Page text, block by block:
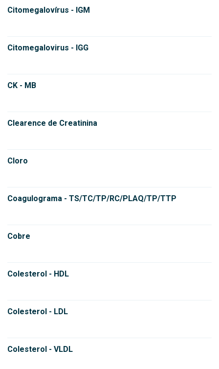
Citomegalovírus - IGM
Citomegalovirus - IGG
CK - MB
Clearence de Creatinina
Cloro
Coagulograma - TS/TC/TP/RC/PLAQ/TP/TTP
Cobre
Colesterol - HDL
Colesterol - LDL
Colesterol - VLDL